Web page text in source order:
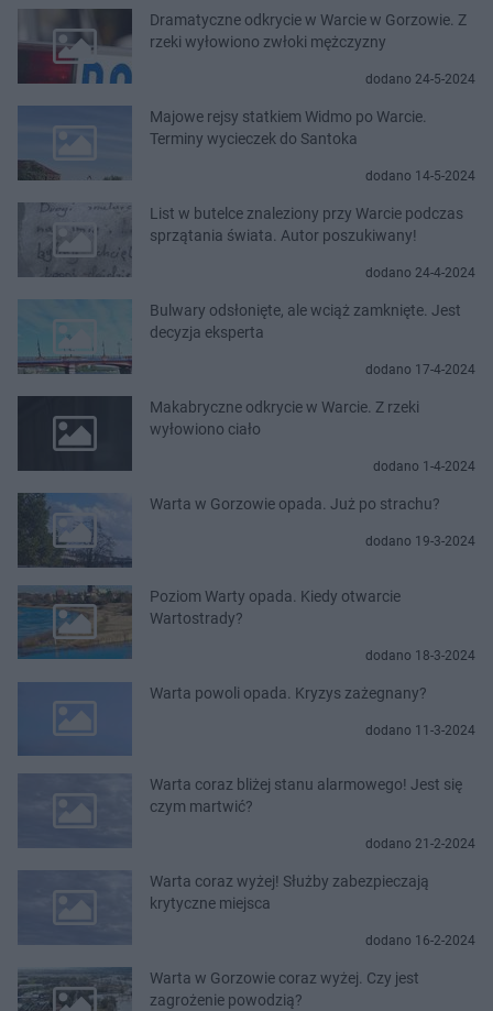
Dramatyczne odkrycie w Warcie w Gorzowie. Z
rzeki wyłowiono zwłoki mężczyzny
dodano 24-5-2024
Majowe rejsy statkiem Widmo po Warcie.
Terminy wycieczek do Santoka
dodano 14-5-2024
List w butelce znaleziony przy Warcie podczas
sprzątania świata. Autor poszukiwany!
dodano 24-4-2024
Bulwary odsłonięte, ale wciąż zamknięte. Jest
decyzja eksperta
dodano 17-4-2024
Makabryczne odkrycie w Warcie. Z rzeki
wyłowiono ciało
dodano 1-4-2024
Warta w Gorzowie opada. Już po strachu?
dodano 19-3-2024
Poziom Warty opada. Kiedy otwarcie
Wartostrady?
dodano 18-3-2024
Warta powoli opada. Kryzys zażegnany?
dodano 11-3-2024
Warta coraz bliżej stanu alarmowego! Jest się
czym martwić?
dodano 21-2-2024
Warta coraz wyżej! Służby zabezpieczają
krytyczne miejsca
dodano 16-2-2024
Warta w Gorzowie coraz wyżej. Czy jest
zagrożenie powodzią?